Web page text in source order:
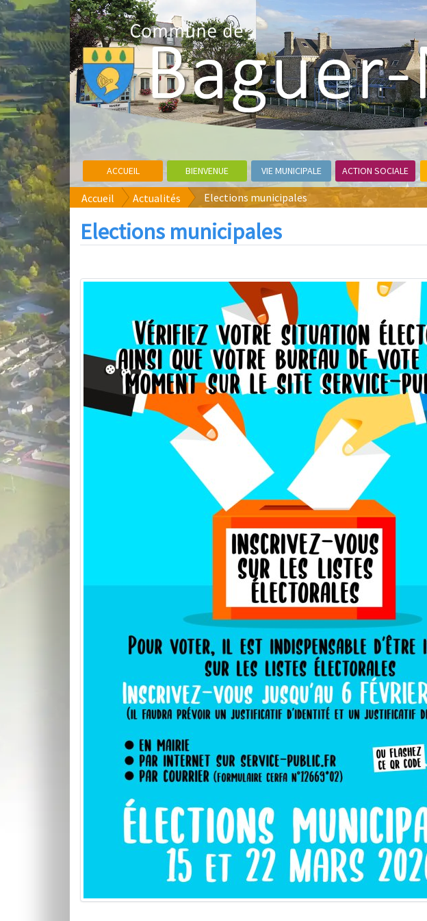
ACCUEIL BIENVENUE VIE MUNICIPALE ACTION SOCIALE
Accueil Actualités Elections municipales
Elections municipales